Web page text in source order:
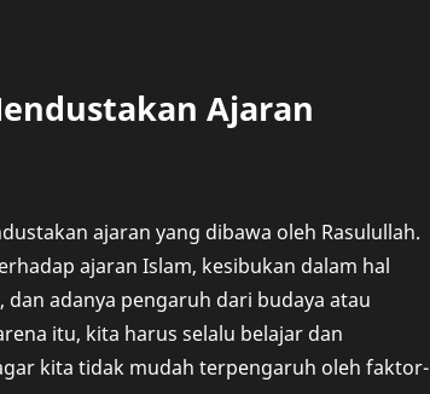
Ajaran
ajaran yang dibawa oleh Rasulullah.
ajaran Islam, kesibukan dalam hal
adanya pengaruh dari budaya atau
itu, kita harus selalu belajar dan
kita tidak mudah terpengaruh oleh faktor-